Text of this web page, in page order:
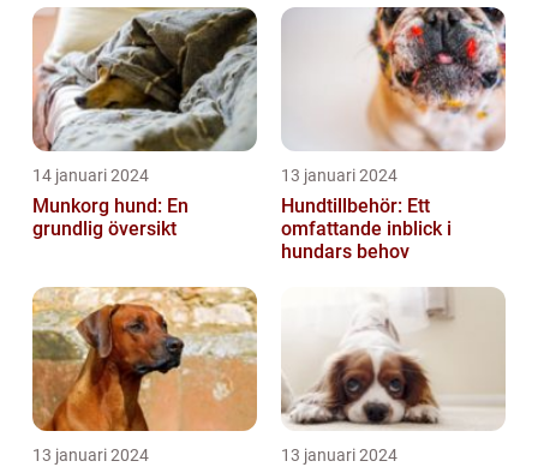
14 januari 2024
Munkorg hund: En
grundlig översikt
13 januari 2024
Hundtillbehör: Ett
omfattande inblick i
hundars behov
13 januari 2024 13 januari 2024